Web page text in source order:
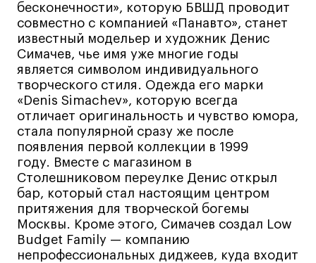
Искусство
Фотография
Очно + онлайн
Все программы
Техникум
Специалист кино- и медиапродакшена
Графический дизайнер
Цифровой маркетолог
Технолог-конструктор одежды
Коммерческий фотограф
Все программы
бесконечности», которую БВШД проводит
совместно с компанией «Панавто», станет
известный модельер и художник Денис
Симачев, чье имя уже многие годы
является символом индивидуального
творческого стиля. Одежда его марки
«Denis Simachev», которую всегда
отличает оригинальность и чувство юмора,
стала популярной сразу же после
появления первой коллекции в 1999
году. Вместе с магазином в
Столешниковом переулке Денис открыл
бар, который стал настоящим центром
притяжения для творческой богемы
Москвы. Кроме этого, Симачев создал Low
Budget Family — компанию
непрофессиональных диджеев, куда входит